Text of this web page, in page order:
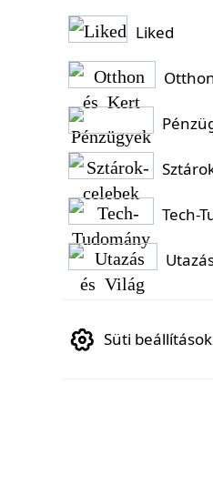
Liked
Süti beállítások